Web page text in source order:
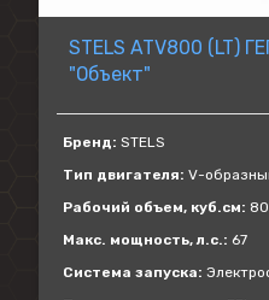
STELS ATV800 (LT)
"Объект"
Бренд: STELS
Тип двигателя: V-
Рабочий объем, куб.см:
Макс. мощность, л.с.: 67
Система запуска: